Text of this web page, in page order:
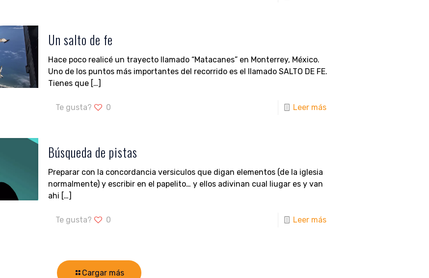
Un salto de fe
Hace poco realicé un trayecto llamado “Matacanes” en Monterrey, México.
Uno de los puntos más importantes del recorrido es el llamado SALTO DE FE.
Tienes que[…]
Te gusta? 0 Leer más
Búsqueda de pistas
Preparar con la concordancia versiculos que digan elementos (de la iglesia
normalmente) y escribir en el papelito… y ellos adivinan cual liugar es y van
ahi […]
Te gusta? 0 Leer más
Cargar más